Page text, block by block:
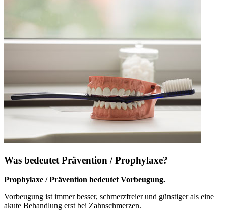
Was bedeutet Prävention / Prophylaxe?
Prophylaxe / Prävention bedeutet Vorbeugung.
Vorbeugung ist immer besser, schmerzfreier und günstiger als eine
akute Behandlung erst bei Zahnschmerzen.